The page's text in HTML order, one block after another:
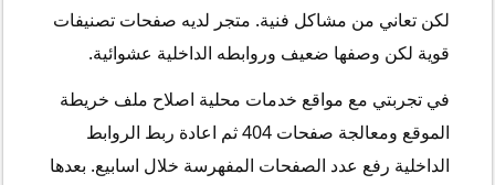
لكن تعاني من مشاكل فنية. متجر لديه صفحات تصنيفات
قوية لكن وصفها ضعيف وروابطه الداخلية عشوائية.
في تجربتي مع مواقع خدمات محلية اصلاح ملف خريطة
الموقع ومعالجة صفحات 404 ثم اعادة ربط الروابط
الداخلية رفع عدد الصفحات المفهرسة خلال اسابيع. بعدها